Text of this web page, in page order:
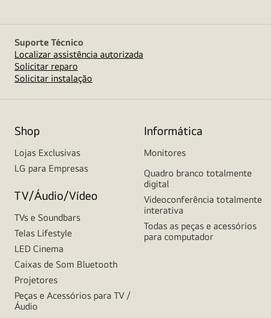
Suporte Técnico
Localizar assistência autorizada
Solicitar reparo
Solicitar instalação
Shop
Lojas Exclusivas
LG para Empresas
TV/Áudio/Vídeo
TVs e Soundbars
Telas Lifestyle
LED Cinema
Caixas de Som Bluetooth
Projetores
Peças e Acessórios para TV /
Áudio
Informática
Monitores
Quadro branco totalmente
digital
Videoconferência totalmente
interativa
Todas as peças e acessórios
para computador